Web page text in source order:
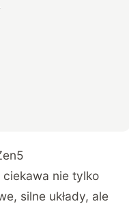
ciekawa nie tylko
silne układy, ale